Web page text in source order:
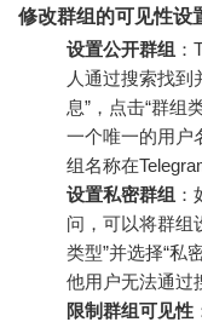
修改群组的可见性设
设置公开群组
人通过搜索找到
息”，点击“群组
一个唯一的用户
组名称在
设置私密群组
问，可以将群组
类型”并选择“私
他用户无法通过
限制群组可见性